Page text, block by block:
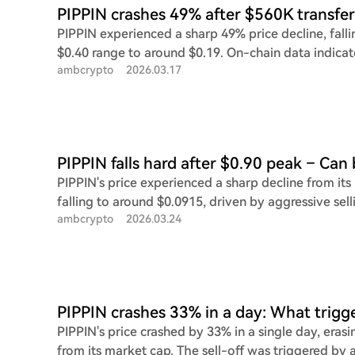
PIPPIN experienced a sharp 49% price decline,
$0.40 range to around $0.19. On-chain data
transferred approximately $560,000 worth of
markets. While the market is now short-
positioning could also set the stage for a short-
buying interest returns.
ambcrypto 2026.03.17
PIPPIN's price experienced a sharp decline from
falling to around $0.0915, driven by aggressive
long liquidations. Open Interest dropped by 40%,
could signal a short-term bullish reversal,
price toward $0.15.
ambcrypto 2026.03.24
PIPPIN's price crashed by 33% in a single day,
from its market cap. The sell-off was triggered by